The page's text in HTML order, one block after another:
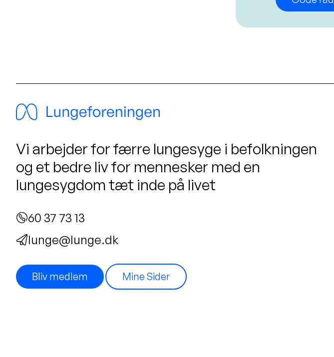
Vi arbejder for færre lungesyge i befolkningen
og et bedre liv for mennesker med en
lungesygdom tæt inde på livet
60 37 73 13
lunge@lunge.dk
Bliv medlem Mine Sider